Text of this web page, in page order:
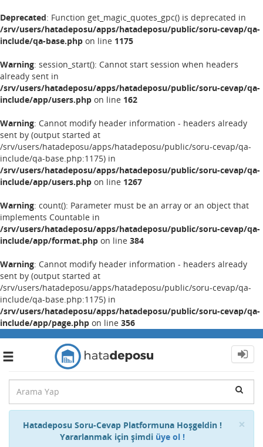
Deprecated: Function get_magic_quotes_gpc() is deprecated in
/srv/users/hatadeposu/apps/hatadeposu/public/soru-cevap/qa-
include/qa-base.php on line 1175
Warning: session_start(): Cannot start session when headers
already sent in
/srv/users/hatadeposu/apps/hatadeposu/public/soru-cevap/qa-
include/app/users.php on line 162
Warning: Cannot modify header information - headers already
sent by (output started at
/srv/users/hatadeposu/apps/hatadeposu/public/soru-cevap/qa-
include/qa-base.php:1175) in
/srv/users/hatadeposu/apps/hatadeposu/public/soru-cevap/qa-
include/app/users.php on line 1267
Warning: count(): Parameter must be an array or an object that
implements Countable in
/srv/users/hatadeposu/apps/hatadeposu/public/soru-cevap/qa-
include/app/format.php on line 384
Warning: Cannot modify header information - headers already
sent by (output started at
/srv/users/hatadeposu/apps/hatadeposu/public/soru-cevap/qa-
include/qa-base.php:1175) in
/srv/users/hatadeposu/apps/hatadeposu/public/soru-cevap/qa-
include/app/page.php on line 356
Toggle
×
Hatadeposu Soru-Cevap Platformuna Hoşgeldin !
Yararlanmak için şimdi üye ol !